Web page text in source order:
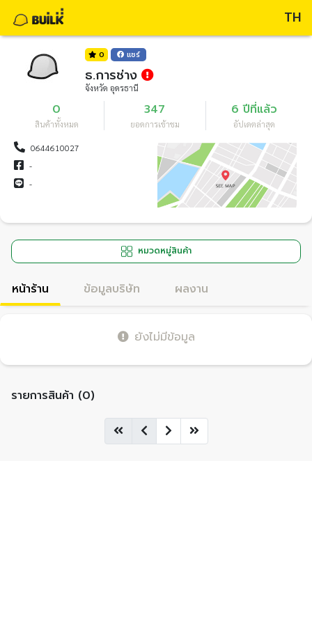
TH
0 แชร์
ธ.การช่าง
จังหวัด อุดรธานี
0
สินค้าทั้งหมด
347
ยอดการเข้าชม
6 ปีที่แล้ว
อัปเดตล่าสุด
0644610027
-
-
หมวดหมู่สินค้า
หน้าร้าน ข้อมูลบริษัท ผลงาน
ยังไม่มีข้อมูล
รายการสินค้า (0)